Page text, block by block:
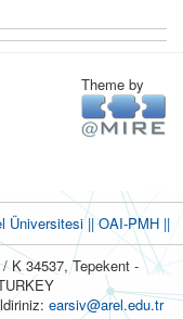
Theme by
Üniversitesi ||OAI-PMH ||
K 34537, Tepekent -
earsiv@arel.edu.tr